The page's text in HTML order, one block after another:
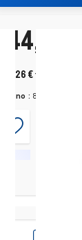
244,38 €
293,26 € TTC
Chrono : 825902